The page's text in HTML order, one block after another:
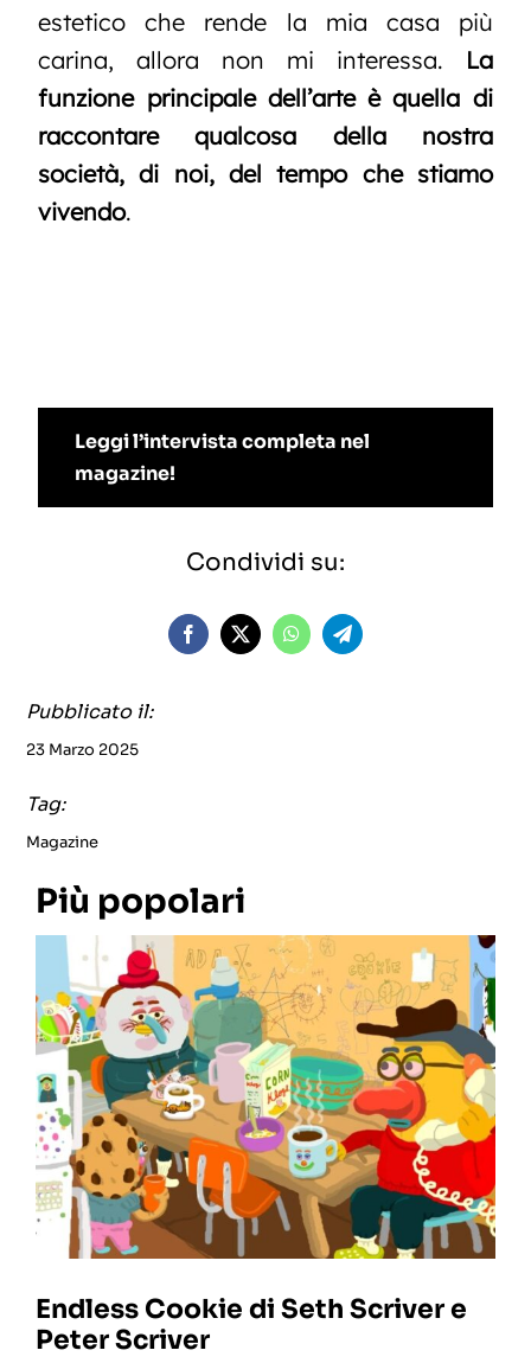
estetico che rende la mia casa più
carina, allora non mi interessa. La
funzione principale dell’arte è quella di
raccontare qualcosa della nostra
società, di noi, del tempo che stiamo
vivendo.
Leggi l’intervista completa nel
magazine!
Condividi su:
Pubblicato il:
23 Marzo 2025
Tag:
Magazine
Più popolari
Endless Cookie di Seth Scriver e
Peter Scriver